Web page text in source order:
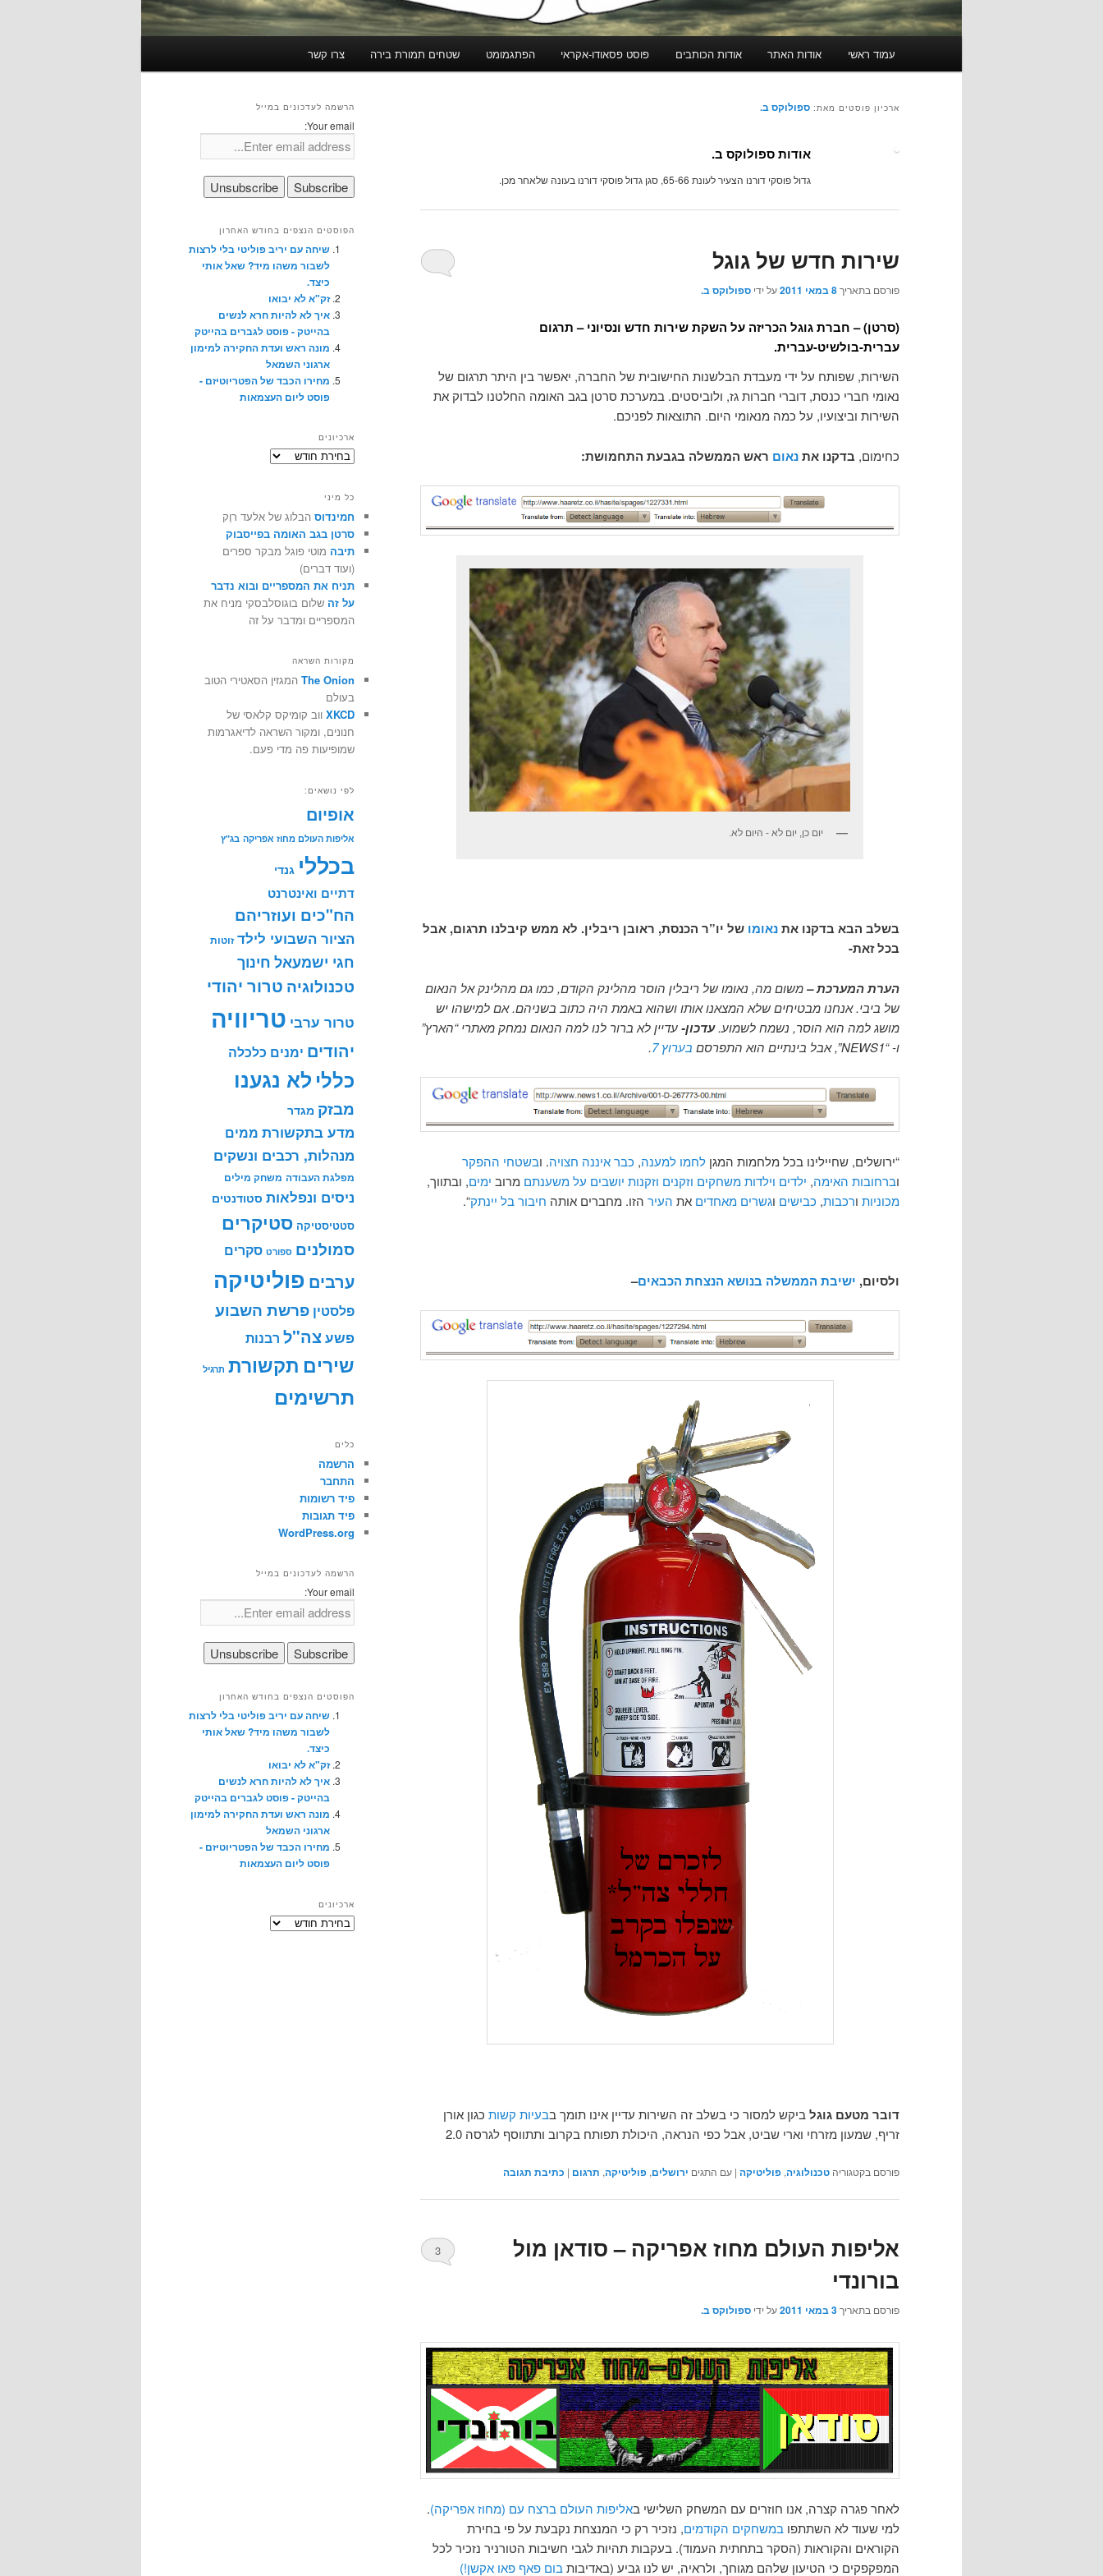
עמוד ראשי אודות האתר אודות הכותבים פוסט פסאודו-אקראי הפתגמומט שטחים תמורת בירה צרו קשר
ארכיון פוסטים מאת: ספולוקס ב.
אודות ספולוקס ב.
גדול פוסקי דורנו הצעיר לעונת 65-66, סגן גדול פוסקי דורנו בעונה שלאחר מכן.
שירות חדש של גוגל
פורסם בתאריך8 במאי 2011 על ידי ספולוקס ב.
(סרטן) –חברת גוגל הכריזה על השקת שירות חדש ונסיוני – תרגום
עברית-בולשיט-עברית.
השירות, שפותח על ידי מעבדת הבלשנות החישובית של החברה, יאפשר בין היתר תרגום של
נאומי חברי כנסת, דוברי חברות גז, ולוביסטים. במערכת סרטן בגב האומה החלטנו לבדוק את
השירות וביצועיו, על כמה מנאומי היום. התוצאות לפניכם.
כחימום, בדקנו אתנאום ראש הממשלה בגבעת התחמושת:
יום כן, יום לא - היום לא.
בשלב הבא בדקנו אתנאומו של יו”ר הכנסת, ראובן ריבלין. לא ממש קיבלנו תרגום, אבל
בכל זאת-
הערת המערכת –משום מה, נאומו של ריבלין הוסר מהלינק הקודם, כמו גם מהלינק אל הנאום
של ביבי. אנחנו מבטיחים שלא המצאנו אותו ושהוא באמת היה כתוב בשניהם. אם למישהו יש
מושג למה הוא הוסר, נשמח לשמוע.עדכון-עדיין לא ברור לנו למה הנאום נמחק מאתרי “הארץ”
ו- “NEWS1”, אבל בינתיים הוא התפרסם
בערוץ 7 .
“ירושלים, שחיילינו בכל מלחמות המגן לחמו למענה, כבר איננה חצויה. ובשטחי ההפקר
וברחובות האימה, ילדים וילדות משחקים וזקנים וזקנות יושבים על משענתם מרוב ימים, ובתווך,
מכוניות ורכבות, כבישים וגשרים מאחדים את העיר הזו. מחברים אותה חיבור בל יינתק“.
ולסיום, ישיבת הממשלה בנושא הנצחת הכבאים–
דובר מטעם גוגל ביקש למסור כי בשלב זה השירות עדיין אינו תומך בבעיות קשות כגון אורן
זריף, שמעון מזרחי וארי שביט, אבל כפי הנראה, היכולת תפותח בקרוב ותתווסף לגרסה 2.0
פורסם בקטגוריה טכנולוגיה, פוליטיקה | עם התגים ירושלים, פוליטיקה, תרגום | כתיבת תגובה
אליפות העולם מחוז אפריקה – סודאן מול
בורונדי
פורסם בתאריך3 במאי 2011 על ידי ספולוקס ב.
3
לאחר פגרה קצרה, אנו חוזרים עם המשחק השלישי באליפות העולם ברצח עם (מחוז אפריקה).
למי שעוד לא השתתפו במשחקים הקודמים, נזכיר רק כי המנצחת נקבעת על פי בחירת
הקוראים והקוראות (הסקר בתחתית העמוד). בעקבות תהיות לגבי חשיבות הטורניר נזכיר לכל
המפקפקים כי הטיעון שלהם מגוחך, ולראיה, יש לנו גביע (באדיבותבום פאף פאו אקשן!)
הרשמה לעדכונים במייל
Your email:
הפוסטים הנצפים בחודש האחרון
שיחה עם יריב פוליטי בלי לרצות
לשבור משהו מיד? שאל אותי
כיצד.
זק"א לא יבואו
איך לא להיות חרא לנשים
בהייטק - פוסט לגברים בהייטק
מונה ראש ועדת החקירה למימון
ארגוני השמאל
מחירו הכבד של הפטריוטיזם -
פוסט ליום העצמאות
ארכיונים
ארכיונים
כל מיני
חמינדוס הבלוג של אלעד רוֶק
סרטן בגב האומה בפייסבוק
תיבה מוטי פוגל מבקר ספרים
(ועוד דברים)
תניח את המספריים ובוא נדבר
על זה שלום בוגוסלבסקי מניח את
המספריים ומדבר על זה
מקורות השראה
The Onion המגזין הסאטירי הטוב
בעולם
XKCD ווב קומיקס קלאסי של
חנונים, ומקור השראה לדיאגרמות
שמופיעות פה מדי פעם.
לפי נושאים:
אופיום
אליפות העולם מחוז אפריקה בג"ץ
בכללי גנדי
דתיים ואינטרנט
הח"כים ועוזריהם
הציור השבועי לילד זוטות
חגי ישמעאל חינוך
טכנולוגיה טרור יהודי
טרור ערבי טריוויה
יהודים ימנים כלכלה
כללי לא נגענו
מבזק מגדר
מדע בתקשורת ממים
מנהלות, רכבים ונשקים
מפלגת העבודה משחק מילים
ניסים ונפלאות סטודנטים
סטטיסטיקה סטיקרים
סמולנים ספורט סקרים
ערבים פוליטיקה
פלסטין פרשת השבוע
פשעצה"ל רבנות
שירים תקשורת תרגיל
תרשימים
כלים
הרשמה
התחבר
פיד רשומות
פיד תגובות
WordPress.org
הרשמה לעדכונים במייל
Your email:
הפוסטים הנצפים בחודש האחרון
שיחה עם יריב פוליטי בלי לרצות
לשבור משהו מיד? שאל אותי
כיצד.
זק"א לא יבואו
איך לא להיות חרא לנשים
בהייטק - פוסט לגברים בהייטק
מונה ראש ועדת החקירה למימון
ארגוני השמאל
מחירו הכבד של הפטריוטיזם -
פוסט ליום העצמאות
ארכיונים
ארכיונים